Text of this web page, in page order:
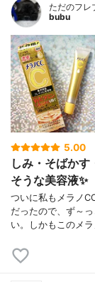
ただのフレ
bubu
5.00
しみ・そばか
そうな美容液✨
ついに私もメラノ
だったので、ず～
い。しかもこのメ